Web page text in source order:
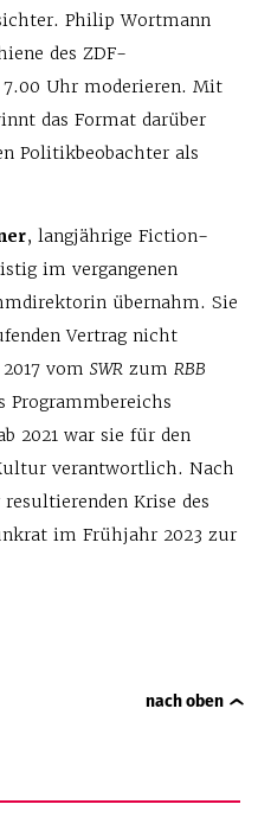
Philip Wortmann
des ZDF-
7.00 Uhr moderieren. Mit
das Format darüber
Politikbeobachter als
, langjährige Fiction-
im vergangenen
übernahm. Sie
Vertrag nicht
vom SWR zum RBB
Programmbereichs
2021 war sie für den
verantwortlich. Nach
Krise des
im Frühjahr 2023 zur
nach oben